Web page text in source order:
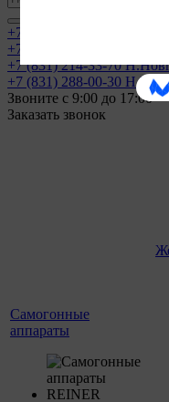
+7 (800) 500-53-79
+7 (800) 500-53-79
+7 (831) 214-33-70
+7 (831) 288-00-30
Звоните с 9:00 до 17:00
Заказать звонок
Самогонные
аппараты